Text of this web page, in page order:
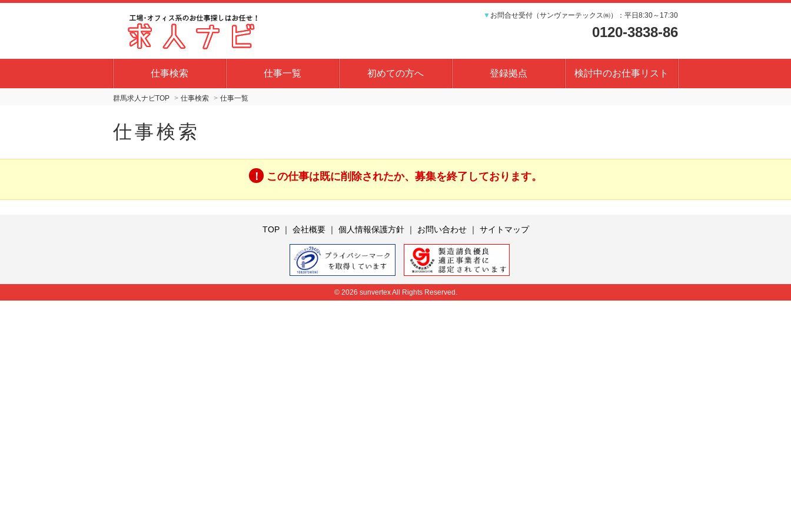
▼ お問合せ受付（サンヴァーテックス㈱）：平日8:30～17:30
0120-3838-86
仕事検索 仕事一覧 初めての方へ 登録拠点 検討中のお仕事リスト
群馬求人ナビTOP 仕事検索 仕事一覧
仕事検索
この仕事は既に削除されたか、募集を終了しております。
TOP｜ 会社概要｜ 個人情報保護方針｜ お問い合わせ｜ サイトマップ
© 2026 sunvertex All Rights Reserved.